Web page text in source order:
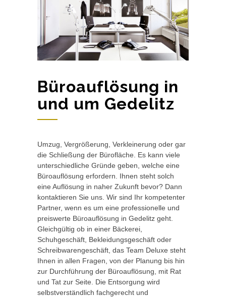
Büroauflösung in
und um Gedelitz
Umzug, Vergrößerung, Verkleinerung oder gar
die Schließung der Bürofläche. Es kann viele
unterschiedliche Gründe geben, welche eine
Büroauflösung erfordern. Ihnen steht solch
eine Auflösung in naher Zukunft bevor? Dann
kontaktieren Sie uns. Wir sind Ihr kompetenter
Partner, wenn es um eine professionelle und
preiswerte Büroauflösung in Gedelitz geht.
Gleichgültig ob in einer Bäckerei,
Schuhgeschäft, Bekleidungsgeschäft oder
Schreibwarengeschäft, das Team Deluxe steht
Ihnen in allen Fragen, von der Planung bis hin
zur Durchführung der Büroauflösung, mit Rat
und Tat zur Seite. Die Entsorgung wird
selbstverständlich fachgerecht und